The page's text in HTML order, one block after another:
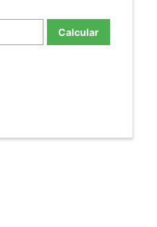
Calcular